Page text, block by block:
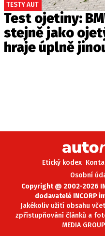
TESTY AUT
Test ojetiny:
stejně jako
hraje úplně
Etický kodex
Osobní
Copyright @ 2002-2026
dodavatelé INCORP
Jakékoliv užití obsahu
zpřístupňování článků a
MEDIA